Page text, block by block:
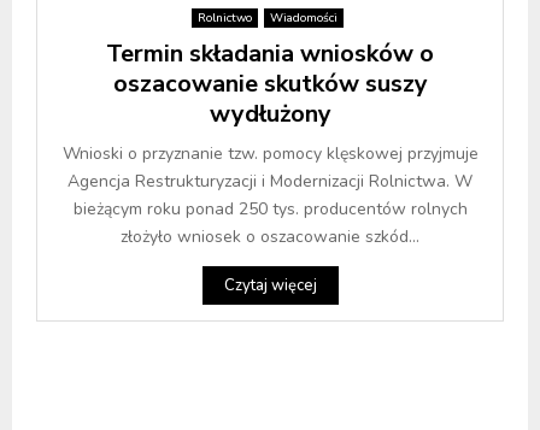
Rolnictwo Wiadomości
Termin składania wniosków o
oszacowanie skutków suszy
wydłużony
Wnioski o przyznanie tzw. pomocy klęskowej przyjmuje
Agencja Restrukturyzacji i Modernizacji Rolnictwa. W
bieżącym roku ponad 250 tys. producentów rolnych
złożyło wniosek o oszacowanie szkód...
Czytaj więcej